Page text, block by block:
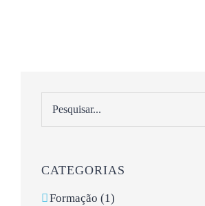
CATEGORIAS
Formação (1)